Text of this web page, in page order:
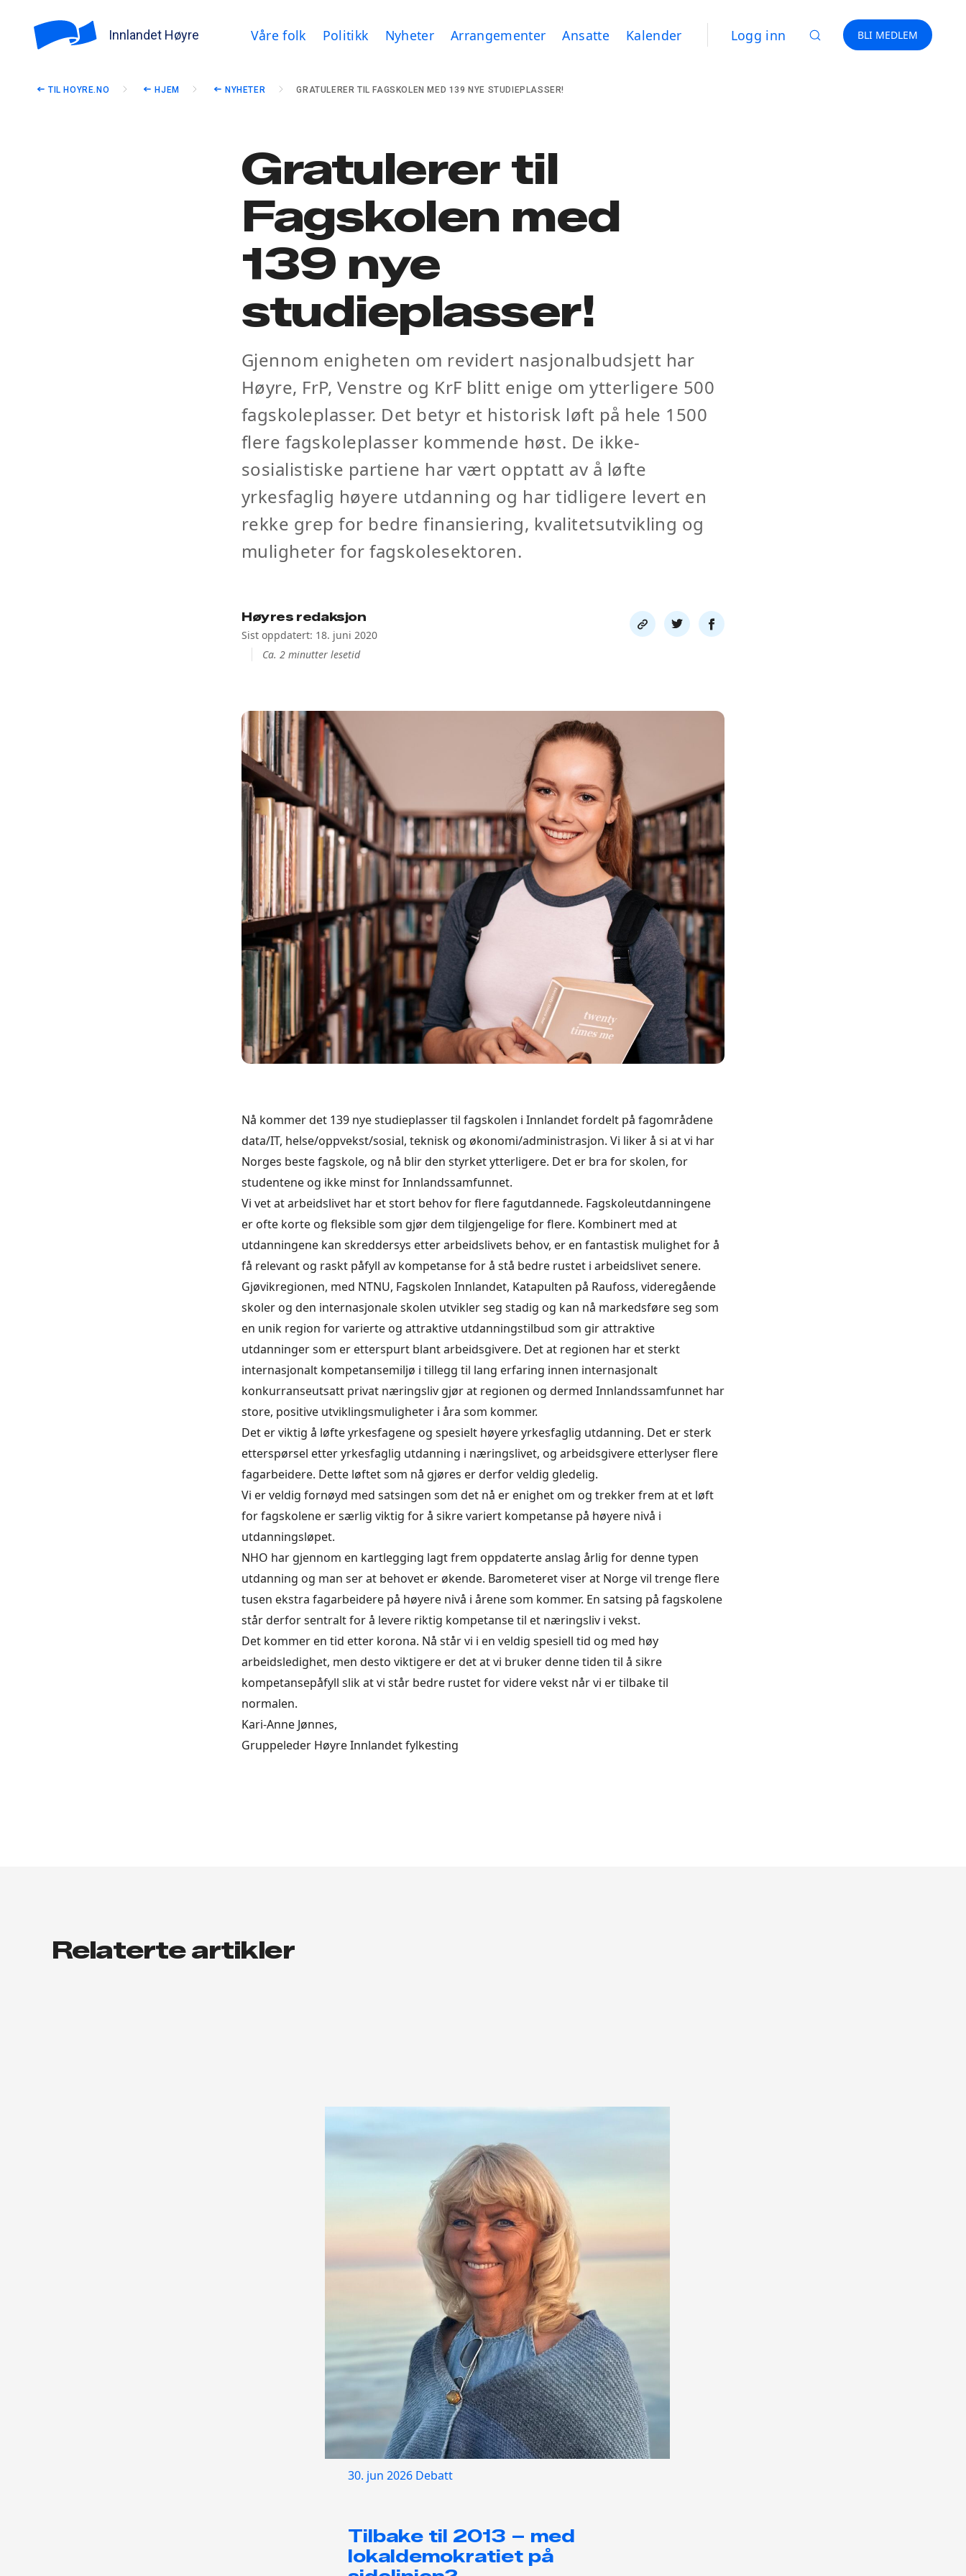
Innlandet Høyre Våre folk Politikk Nyheter Arrangementer Ansatte Kalender Logg inn BLI MEDLEM
TIL HOYRE.NO HJEM NYHETER GRATULERER TIL FAGSKOLEN MED 139 NYE STUDIEPLASSER!
Gratulerer til
Fagskolen med
139 nye
studieplasser!
Gjennom enigheten om revidert nasjonalbudsjett har
Høyre, FrP, Venstre og KrF blitt enige om ytterligere 500
fagskoleplasser. Det betyr et historisk løft på hele 1500
flere fagskoleplasser kommende høst. De ikke-
sosialistiske partiene har vært opptatt av å løfte
yrkesfaglig høyere utdanning og har tidligere levert en
rekke grep for bedre finansiering, kvalitetsutvikling og
muligheter for fagskolesektoren.
Høyres redaksjon
Sist oppdatert: 18. juni 2020
Ca. 2 minutter lesetid
Del
link
Del
på
Del
på
Nå kommer det 139 nye studieplasser til fagskolen i Innlandet fordelt på fagområdene
data/IT, helse/oppvekst/sosial, teknisk og økonomi/administrasjon. Vi liker å si at vi har
Norges beste fagskole, og nå blir den styrket ytterligere. Det er bra for skolen, for
studentene og ikke minst for Innlandssamfunnet.
Vi vet at arbeidslivet har et stort behov for flere fagutdannede. Fagskoleutdanningene
er ofte korte og fleksible som gjør dem tilgjengelige for flere. Kombinert med at
utdanningene kan skreddersys etter arbeidslivets behov, er en fantastisk mulighet for å
få relevant og raskt påfyll av kompetanse for å stå bedre rustet i arbeidslivet senere.
Gjøvikregionen, med NTNU, Fagskolen Innlandet, Katapulten på Raufoss, videregående
skoler og den internasjonale skolen utvikler seg stadig og kan nå markedsføre seg som
en unik region for varierte og attraktive utdanningstilbud som gir attraktive
utdanninger som er etterspurt blant arbeidsgivere. Det at regionen har et sterkt
internasjonalt kompetansemiljø i tillegg til lang erfaring innen internasjonalt
konkurranseutsatt privat næringsliv gjør at regionen og dermed Innlandssamfunnet har
store, positive utviklingsmuligheter i åra som kommer.
Det er viktig å løfte yrkesfagene og spesielt høyere yrkesfaglig utdanning. Det er sterk
etterspørsel etter yrkesfaglig utdanning i næringslivet, og arbeidsgivere etterlyser flere
fagarbeidere. Dette løftet som nå gjøres er derfor veldig gledelig.
Vi er veldig fornøyd med satsingen som det nå er enighet om og trekker frem at et løft
for fagskolene er særlig viktig for å sikre variert kompetanse på høyere nivå i
utdanningsløpet.
NHO har gjennom en kartlegging lagt frem oppdaterte anslag årlig for denne typen
utdanning og man ser at behovet er økende. Barometeret viser at Norge vil trenge flere
tusen ekstra fagarbeidere på høyere nivå i årene som kommer. En satsing på fagskolene
står derfor sentralt for å levere riktig kompetanse til et næringsliv i vekst.
Det kommer en tid etter korona. Nå står vi i en veldig spesiell tid og med høy
arbeidsledighet, men desto viktigere er det at vi bruker denne tiden til å sikre
kompetansepåfyll slik at vi står bedre rustet for videre vekst når vi er tilbake til
normalen.
Kari-Anne Jønnes,
Gruppeleder Høyre Innlandet fylkesting
Relaterte artikler
30. jun 2026 Debatt
Tilbake til 2013 – med
lokaldemokratiet på